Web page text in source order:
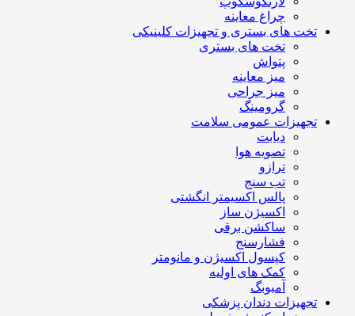
چراغ معاینه
تخت های بستری و تجهیزات کلینیکی
تخت های بستری
پتواش
میز معاینه
میز جراحی
گرومینگ
تجهیزات عمومی سلامت
دیابت
تصویه هوا
ترازو
تب سنج
پالس اکسیمتر انگشتی
اکسیژن ساز
ساکشن برقی
فشارسنج
کپسول اکسیژن و مانومتر
کمک های اولیه
آمبوبگ
تجهیزات دندان پزشکی